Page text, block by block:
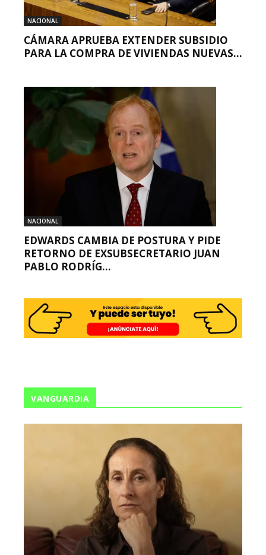
NACIONAL
CÁMARA APRUEBA EXTENDER SUBSIDIO
PARA LA COMPRA DE VIVIENDAS NUEVAS...
NACIONAL
EDWARDS CAMBIA DE POSTURA Y PIDE
RETORNO DE EXSUBSECRETARIO JUAN
PABLO RODRÍG...
VANGUARDIA